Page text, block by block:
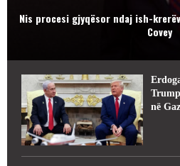
Nis procesi gjyqësor ndaj ish-
Covey
në